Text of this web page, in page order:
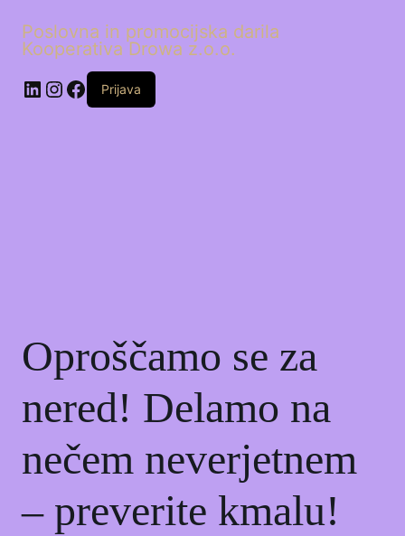
Poslovna in promocijska darila
Kooperativa Drowa z.o.o.
LinkedIn
Instagram
Facebook
Prijava
Oproščamo se za
nered! Delamo na
nečem neverjetnem
– preverite kmalu!